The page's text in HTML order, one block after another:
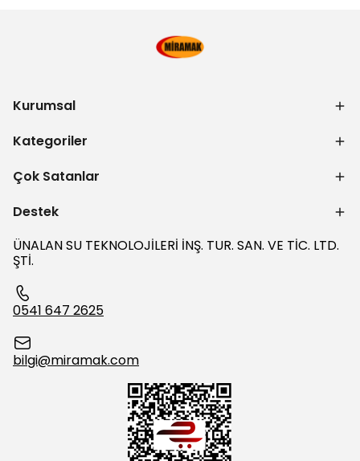
Kurumsal
Kategoriler
Çok Satanlar
Destek
ÜNALAN SU TEKNOLOJİLERİ İNŞ. TUR. SAN. VE TİC. LTD.
ŞTİ.
0541 647 2625
bilgi@miramak.com